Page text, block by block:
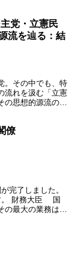
党・立憲民
流を辿る：結
。その中でも、特
流れを汲む「立憲
思想的源流の一
僚
完了しました。
。 財務大臣 国
最大の業務は予